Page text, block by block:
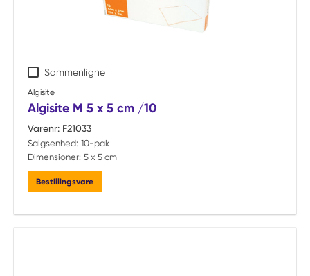
Sammenligne
Algisite
Algisite M 5 x 5 cm /10
Varenr: F21033
Salgsenhed: 10-pak
Dimensioner: 5 x 5 cm
Bestillingsvare